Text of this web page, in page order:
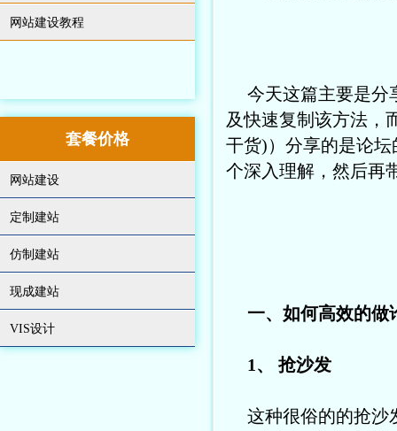
网站建设教程
套餐价格
网站建设
定制建站
仿制建站
现成建站
VIS设计
今天这篇主要是分
及快速复制该方法，
干货)）分享的是论
个深入理解，然后再
一、如何高效的做
1、 抢沙发
这种很俗的的抢沙